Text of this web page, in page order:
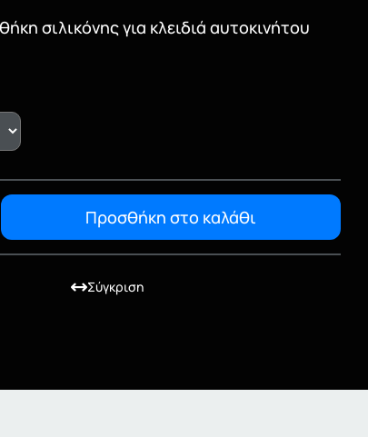
σιλικόνης για κλειδιά αυτοκινήτου
Προσθήκη στο καλάθι
Σύγκριση